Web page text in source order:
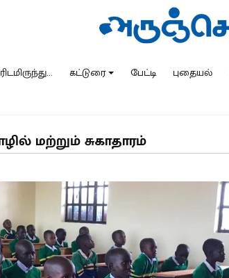
கட்டுரை பேட்டி புதையல்
மற்றும் சுகாதாரம்